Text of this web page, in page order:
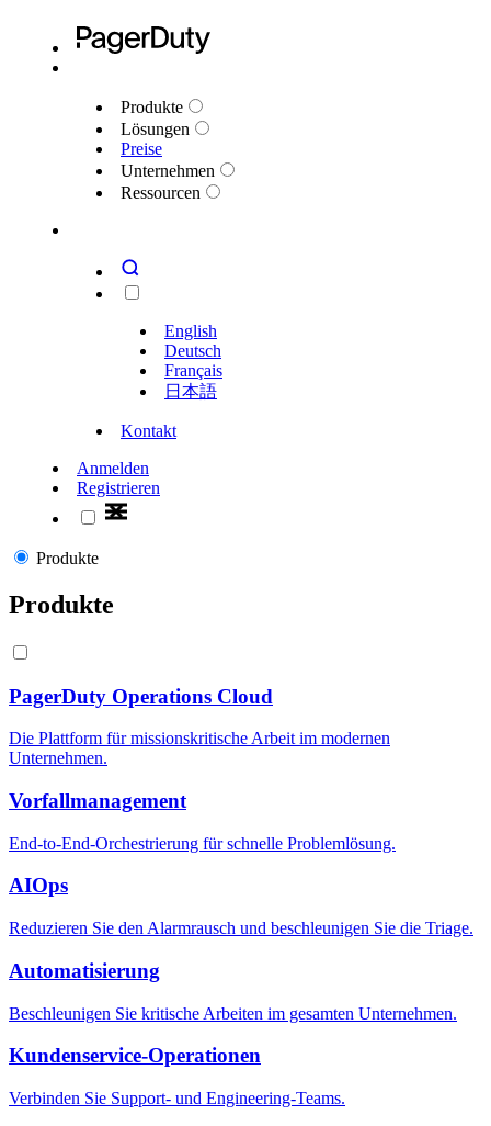
Produkte
Lösungen
Preise
Unternehmen
Ressourcen
English
Deutsch
Français
日本語
Kontakt
Anmelden
Registrieren
Produkte
Produkte
PagerDuty Operations Cloud
Die Plattform für missionskritische Arbeit im modernen
Unternehmen.
Vorfallmanagement
End-to-End-Orchestrierung für schnelle Problemlösung.
AIOps
Reduzieren Sie den Alarmrausch und beschleunigen Sie die Triage.
Automatisierung
Beschleunigen Sie kritische Arbeiten im gesamten Unternehmen.
Kundenservice-Operationen
Verbinden Sie Support- und Engineering-Teams.